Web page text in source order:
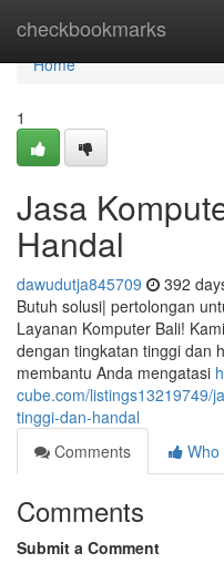
checkbookmarks
Home
Home
1
Jasa
Handal
dawudutja845709 392
Butuh solusi| pertolongan
Layanan Komputer Bali!
dengan tingkatan tinggi dan
membantu Anda mengatasi
cube.com/listings13219749/
tinggi-dan-handal
Comments
Who
Comments
Submit a Comment